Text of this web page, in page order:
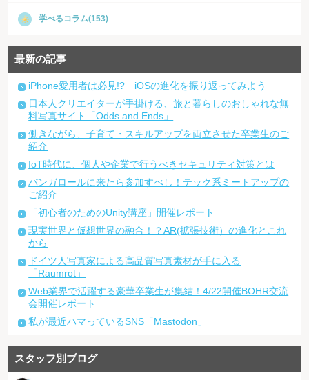
学べるコラム(153)
最新の記事
iPhone愛用者は必見!? iOSの進化を振り返ってみよう
日本人クリエイターが手掛ける、旅と暮らしのおしゃれな無
料写真サイト「Odds and Ends」
働きながら、子育て・スキルアップを両立させた卒業生のご
紹介
IoT時代に、個人や企業で行うべきセキュリティ対策とは
バンガロールに来たら参加すべし！テック系ミートアップの
ご紹介
「初心者のためのUnity講座」開催レポート
現実世界と仮想世界の融合！？AR(拡張技術）の進化とこれ
から
ドイツ人写真家による高品質写真素材が手に入る
「Raumrot」
Web業界で活躍する豪華卒業生が集結！4/22開催BOHR交流
会開催レポート
私が最近ハマっているSNS「Mastodon」
スタッフ別ブログ